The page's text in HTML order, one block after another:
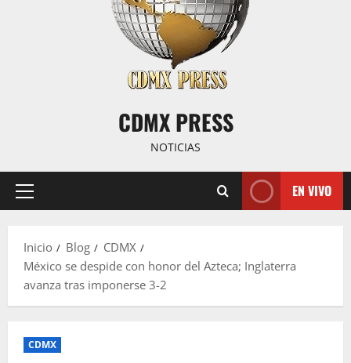
CDMX PRESS
NOTICIAS
Menú
EN VIVO
Inicio Blog
CDMX
México se despide con honor del Azteca; Inglaterra
avanza tras imponerse 3-2
CDMX